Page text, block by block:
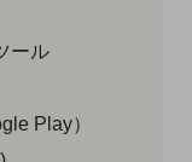
ール
Play）